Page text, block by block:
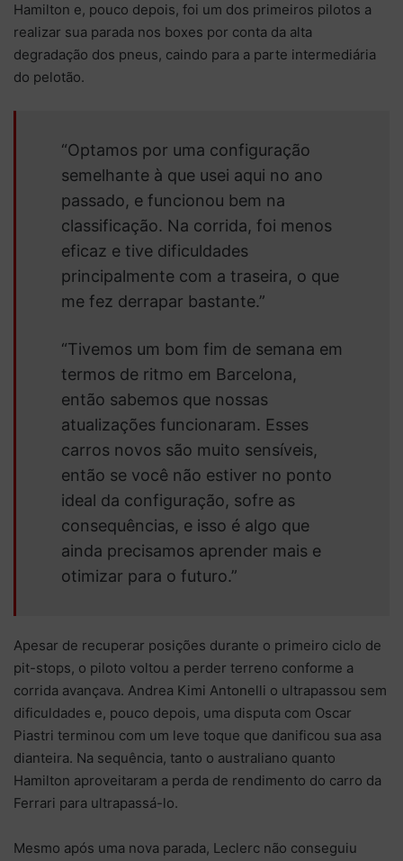
Hamilton e, pouco depois, foi um dos primeiros pilotos a
realizar sua parada nos boxes por conta da alta
degradação dos pneus, caindo para a parte intermediária
do pelotão.
“Optamos por uma configuração
semelhante à que usei aqui no ano
passado, e funcionou bem na
classificação. Na corrida, foi menos
eficaz e tive dificuldades
principalmente com a traseira, o que
me fez derrapar bastante.”
“Tivemos um bom fim de semana em
termos de ritmo em Barcelona, ​​
então sabemos que nossas
atualizações funcionaram. Esses
carros novos são muito sensíveis,
então se você não estiver no ponto
ideal da configuração, sofre as
consequências, e isso é algo que
ainda precisamos aprender mais e
otimizar para o futuro.”
Apesar de recuperar posições durante o primeiro ciclo de
pit-stops, o piloto voltou a perder terreno conforme a
corrida avançava. Andrea Kimi Antonelli o ultrapassou sem
dificuldades e, pouco depois, uma disputa com Oscar
Piastri terminou com um leve toque que danificou sua asa
dianteira. Na sequência, tanto o australiano quanto
Hamilton aproveitaram a perda de rendimento do carro da
Ferrari para ultrapassá-lo.
Mesmo após uma nova parada, Leclerc não conseguiu